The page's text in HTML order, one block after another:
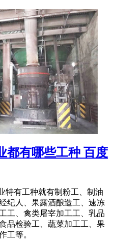
都有哪些工种 百度
特有工种就有制粉工、制油
纪人、果露酒酿造工、速冻
工、禽类屠宰加工工、乳品
品检验工、蔬菜加工工、果
工等。